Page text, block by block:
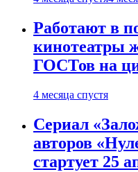
Работают в
кинотеатры
ГОСТов на
4 месяца спустя
Сериал
авторов
стартует 25